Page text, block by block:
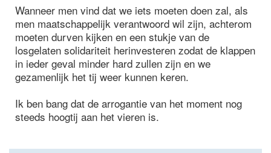
Wanneer men vind dat we iets moeten doen zal, als
men maatschappelijk verantwoord wil zijn, achterom
moeten durven kijken en een stukje van de
losgelaten solidariteit herinvesteren zodat de klappen
in ieder geval minder hard zullen zijn en we
gezamenlijk het tij weer kunnen keren.
Ik ben bang dat de arrogantie van het moment nog
steeds hoogtij aan het vieren is.